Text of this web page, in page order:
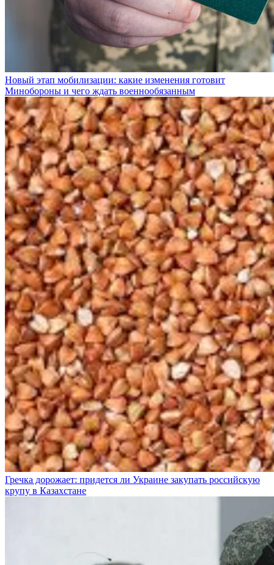
Новый этап мобилизации: какие изменения готовит
Минобороны и чего ждать военнообязанным
Гречка дорожает: придется ли Украине закупать российскую
крупу в Казахстане